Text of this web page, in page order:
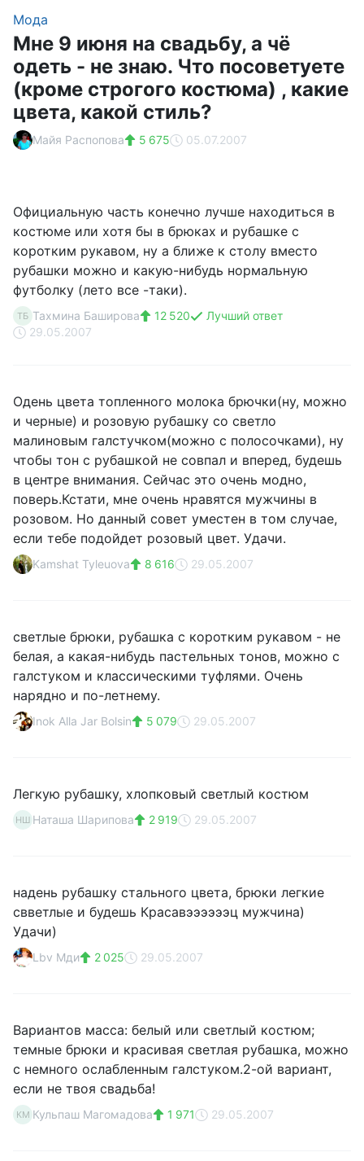
Мода
Мне 9 июня на свадьбу, а чё
одеть - не знаю. Что посоветуете
(кроме строгого костюма) , какие
цвета, какой стиль?
Майя Распопова 5 675 05.07.2007
Официальную часть конечно лучше находиться в
костюме или хотя бы в брюках и рубашке с
коротким рукавом, ну а ближе к столу вместо
рубашки можно и какую-нибудь нормальную
футболку (лето все -таки).
ТБ Тахмина Баширова 12 520
Лучший ответ
29.05.2007
Одень цвета топленного молока брючки(ну, можно
и черные) и розовую рубашку со светло
малиновым галстучком(можно с полосочками), ну
чтобы тон с рубашкой не совпал и вперед, будешь
в центре внимания. Сейчас это очень модно,
поверь.Кстати, мне очень нравятся мужчины в
розовом. Но данный совет уместен в том случае,
если тебе подойдет розовый цвет. Удачи.
Kamshat Tyleuova 8 616 29.05.2007
светлые брюки, рубашка с коротким рукавом - не
белая, а какая-нибудь пастельных тонов, можно с
галстуком и классическими туфлями. Очень
нарядно и по-летнему.
Inok Alla Jar Bolsin 5 079 29.05.2007
Легкую рубашку, хлопковый светлый костюм
НШ Наташа Шарипова 2 919 29.05.2007
надень рубашку стального цвета, брюки легкие
свветлые и будешь Красавээээээц мужчина)
Удачи)
Lbv Мди 2 025 29.05.2007
Вариантов масса: белый или светлый костюм;
темные брюки и красивая светлая рубашка, можно
с немного ослабленным галстуком.2-ой вариант,
если не твоя свадьба!
КМ Кульпаш Магомадова 1 971 29.05.2007